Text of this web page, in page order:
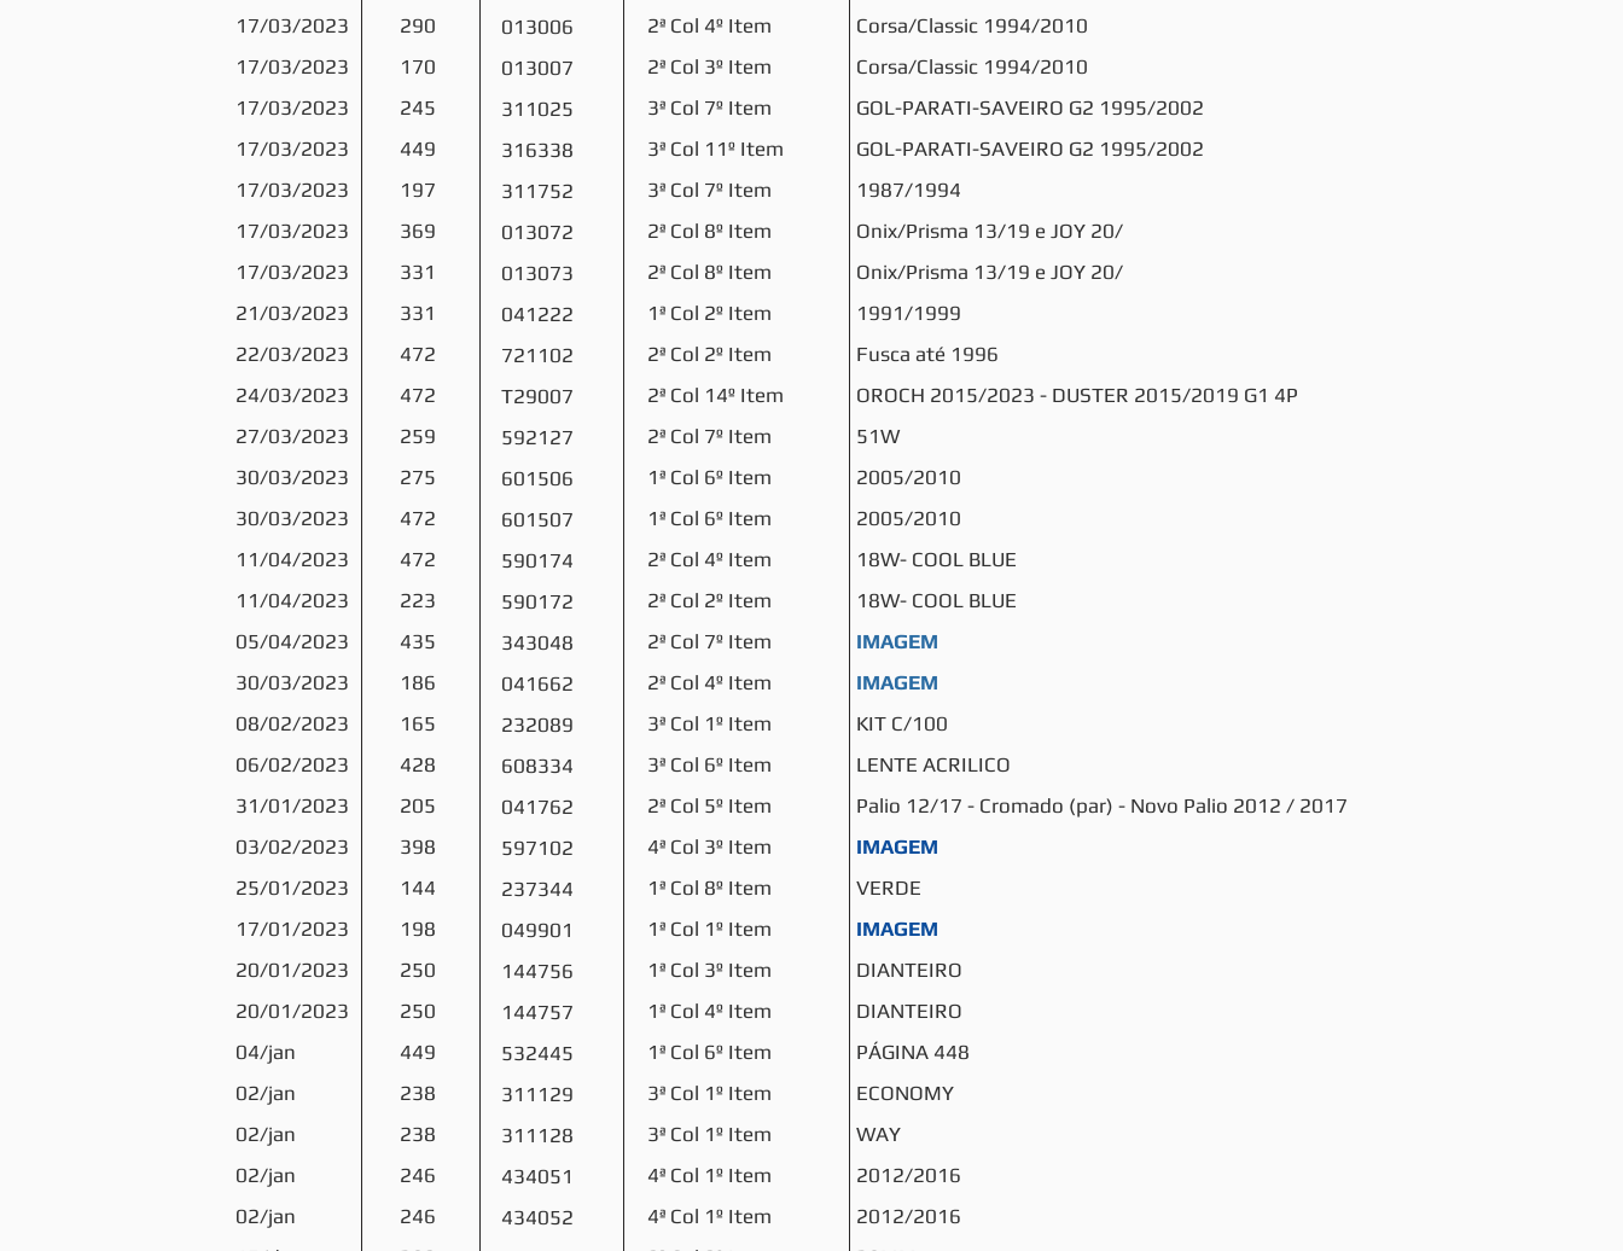
17/03/2023
17/03/2023
17/03/2023
17/03/2023
17/03/2023
17/03/2023
17/03/2023
21/03/2023
22/03/2023
24/03/2023
27/03/2023
30/03/2023
30/03/2023
11/04/2023
11/04/2023
05/04/2023
30/03/2023
08/02/2023
06/02/2023
31/01/2023
03/02/2023
25/01/2023
17/01/2023
20/01/2023
20/01/2023
04/jan
02/jan
02/jan
02/jan
02/jan
290
170
245
449
197
369
331
331
472
472
259
275
472
472
223
435
186
165
428
205
398
144
198
250
250
449
238
238
246
246
2ª Col 4º Item
2ª Col 3º Item
3ª Col 7º Item
3ª Col 11º Item
3ª Col 7º Item
2ª Col 8º Item
2ª Col 8º Item
1ª Col 2º Item
2ª Col 2º Item
2ª Col 14º Item
2ª Col 7º Item
1ª Col 6º Item
1ª Col 6º Item
2ª Col 4º Item
2ª Col 2º Item
2ª Col 7º Item
2ª Col 4º Item
3ª Col 1º Item
3ª Col 6º Item
2ª Col 5º Item
4ª Col 3º Item
1ª Col 8º Item
1ª Col 1º Item
1ª Col 3º Item
1ª Col 4º Item
1ª Col 6º Item
3ª Col 1º Item
3ª Col 1º Item
4ª Col 1º Item
4ª Col 1º Item
Corsa/Classic 1994/2010
Corsa/Classic 1994/2010
GOL-PARATI-SAVEIRO G2 1995/2002
GOL-PARATI-SAVEIRO G2 1995/2002
1987/1994
Onix/Prisma 13/19 e JOY 20/
Onix/Prisma 13/19 e JOY 20/
1991/1999
Fusca até 1996
OROCH 2015/2023 - DUSTER 2015/2019 G1 4P
51W
2005/2010
2005/2010
18W- COOL BLUE
18W- COOL BLUE
IMAGEM
IMAGEM
KIT C/100
LENTE ACRILICO
Palio 12/17 - Cromado (par) - Novo Palio 2012 / 2017
IMAGEM
VERDE
IMAGEM
DIANTEIRO
DIANTEIRO
PÁGINA 448
ECONOMY
WAY
2012/2016
2012/2016
013006
013007
311025
316338
311752
013072
013073
041222
721102
T29007
592127
601506
601507
590174
590172
343048
041662
232089
608334
041762
597102
237344
049901
144756
144757
532445
311129
311128
434051
434052